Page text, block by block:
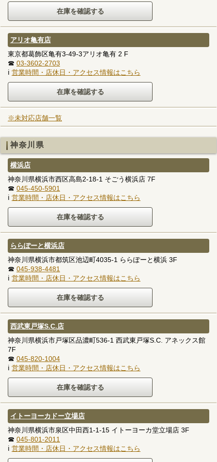
アリオ亀有店
東京都葛飾区亀有3-49-3アリオ亀有 2 F
☎ 03-3602-2703
ℹ 営業時間・店休日・アクセス情報はこちら
※未対応店舗一覧
神奈川県
横浜店
神奈川県横浜市西区高島2-18-1 そごう横浜店 7F
☎ 045-450-5901
ℹ 営業時間・店休日・アクセス情報はこちら
ららぽーと横浜店
神奈川県横浜市都筑区池辺町4035-1 ららぽーと横浜 3F
☎ 045-938-4481
ℹ 営業時間・店休日・アクセス情報はこちら
西武東戸塚S.C.店
神奈川県横浜市戸塚区品濃町536-1 西武東戸塚S.C. アネックス館
7F
☎ 045-820-1004
ℹ 営業時間・店休日・アクセス情報はこちら
イトーヨーカドー立場店
神奈川県横浜市泉区中田西1-1-15 イトーヨーカ堂立場店 3F
☎ 045-801-2011
ℹ 営業時間・店休日・アクセス情報はこちら